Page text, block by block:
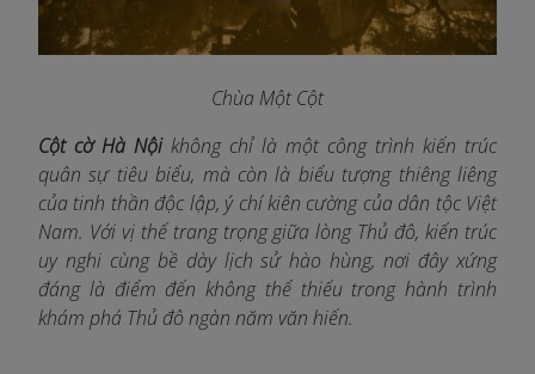
Chùa Một Cột
Cột cờ Hà Nộikhông chỉ là một công trình kiến trúc
quân sự tiêu biểu, mà còn là biểu tượng thiêng liêng
của tinh thần độc lập, ý chí kiên cường của dân tộc Việt
Nam. Với vị thế trang trọng giữa lòng Thủ đô, kiến trúc
uy nghi cùng bề dày lịch sử hào hùng, nơi đây xứng
đáng là điểm đến không thể thiếu trong hành trình
khám phá Thủ đô ngàn năm văn hiến.